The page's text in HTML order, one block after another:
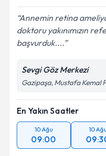
Annemin retina
doktoru yakınımızın
başvurduk....
Sevgi Göz Merkezi
Gazipaşa, Mustafa Kemal
En Yakın Saatler
10 Ağu
09:00
10 Ağu